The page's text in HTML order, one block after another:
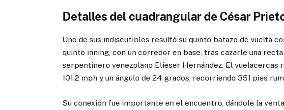
Detalles del cuadrangular de César
Uno de sus indiscutibles resultó su quinto batazo de vuelta
quinto inning, con un corredor en base, tras cazarle una
serpentinero venezolano Elieser Hernández. El vuelacercas
101.2 mph y un ángulo de 24 grados, recorriendo 351 pies
Su conexión fue importante en el encuentro, dándole la